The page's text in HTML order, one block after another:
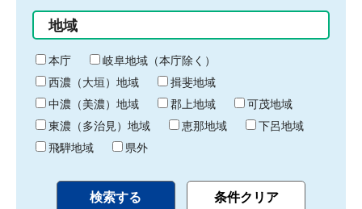
始
り
間
終
わ
り
地域
本庁
岐阜地域（本庁除く）
西濃（大垣）地域
揖斐地域
中濃（美濃）地域
郡上地域
可茂地域
東濃（多治見）地域
恵那地域
下呂地域
飛騨地域
県外